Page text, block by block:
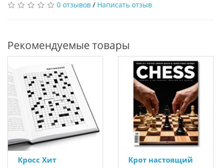
0 отзывов / Написать отзыв
Рекомендуемые товары
Кросс Хит Крот настоящий